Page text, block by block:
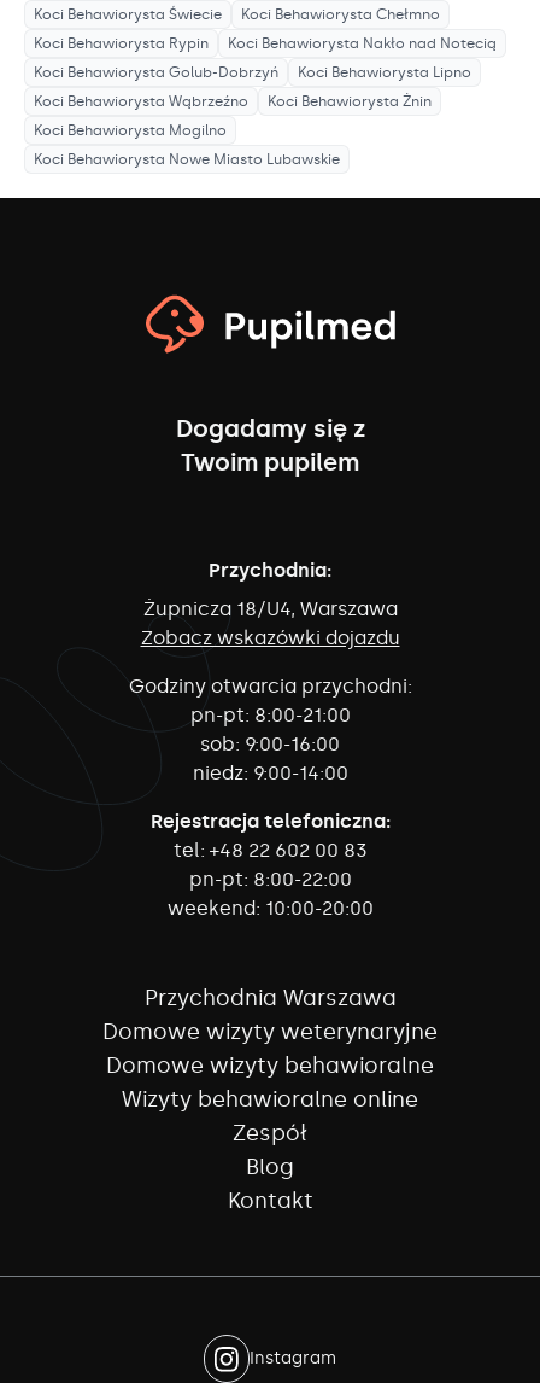
Koci Behawiorysta Świecie Koci Behawiorysta Chełmno
Koci Behawiorysta Rypin Koci Behawiorysta Nakło nad Notecią
Koci Behawiorysta Golub-Dobrzyń Koci Behawiorysta Lipno
Koci Behawiorysta Wąbrzeźno Koci Behawiorysta Żnin
Koci Behawiorysta Mogilno
Koci Behawiorysta Nowe Miasto Lubawskie
Dogadamy się z
Twoim pupilem
Przychodnia:
Żupnicza 18/U4, Warszawa
Zobacz wskazówki dojazdu
Godziny otwarcia przychodni:
pn-pt: 8:00-21:00
sob: 9:00-16:00
niedz: 9:00-14:00
Rejestracja telefoniczna:
tel: +48 22 602 00 83
pn-pt: 8:00-22:00
weekend: 10:00-20:00
Przychodnia Warszawa
Domowe wizyty weterynaryjne
Domowe wizyty behawioralne
Wizyty behawioralne online
Zespół
Blog
Kontakt
Instagram